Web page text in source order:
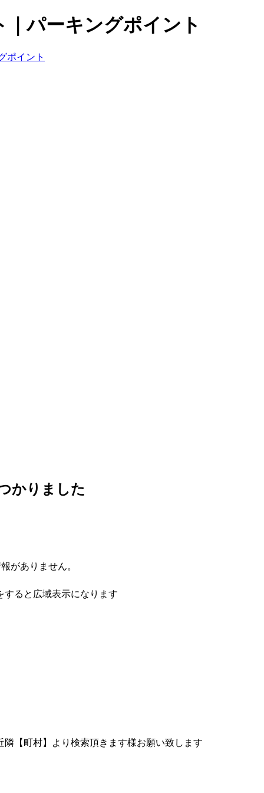
パーキングポイント
ポイント
かりました
がありません。
ると広域表示になります
【町村】より検索頂きます様お願い致します